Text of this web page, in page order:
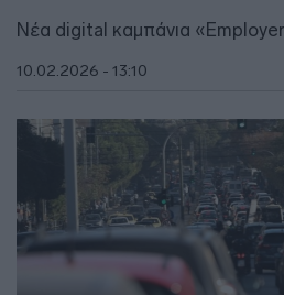
Νέα digital καμπάνια
10.02.2026 - 13:10